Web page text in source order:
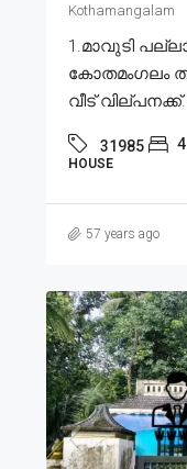
Kothamangalam
1.മാവുടി
കോതമംഗലം
വീട് വില്പനക്ക്.
31985 4
HOUSE
57 years ago